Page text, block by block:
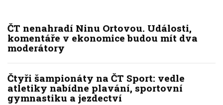
ČT nenahradí Ninu Ortovou. Události,
komentáře v ekonomice budou mít dva
moderátory
Čtyři šampionáty na ČT Sport: vedle
atletiky nabídne plavání, sportovní
gymnastiku a jezdectví